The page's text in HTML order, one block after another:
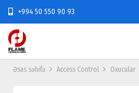
+994 50 550 90 93
Əsas səhifə Access Control Oxucular